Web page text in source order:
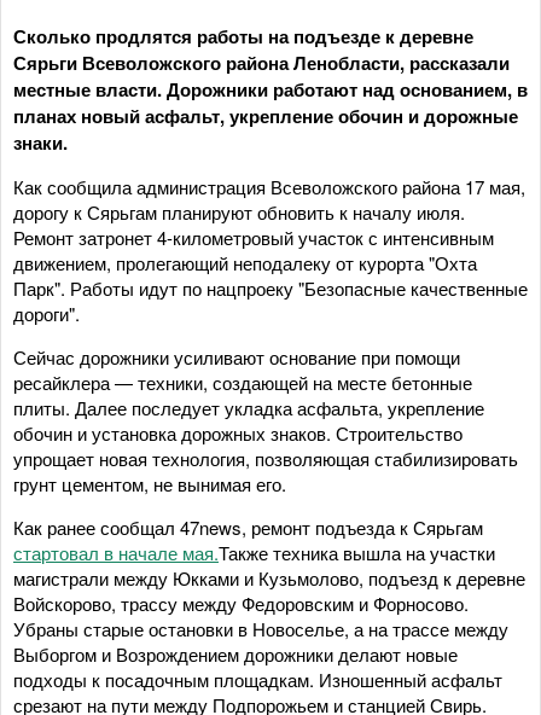
Сколько продлятся работы на подъезде к деревне
Сярьги Всеволожского района Ленобласти, рассказали
местные власти. Дорожники работают над основанием, в
планах новый асфальт, укрепление обочин и дорожные
знаки.
Как сообщила администрация Всеволожского района 17 мая,
дорогу к Сярьгам планируют обновить к началу июля.
Ремонт затронет 4-километровый участок с интенсивным
движением, пролегающий неподалеку от курорта "Охта
Парк". Работы идут по нацпроеку "Безопасные качественные
дороги".
Сейчас дорожники усиливают основание при помощи
ресайклера — техники, создающей на месте бетонные
плиты. Далее последует укладка асфальта, укрепление
обочин и установка дорожных знаков. Строительство
упрощает новая технология, позволяющая стабилизировать
грунт цементом, не вынимая его.
Как ранее сообщал 47news, ремонт подъезда к Сярьгам
стартовал в начале мая.Также техника вышла на участки
магистрали между Юкками и Кузьмолово, подъезд к деревне
Войскорово, трассу между Федоровским и Форносово.
Убраны старые остановки в Новоселье, а на трассе между
Выборгом и Возрождением дорожники делают новые
подходы к посадочным площадкам. Изношенный асфальт
срезают на пути между Подпорожьем и станцией Свирь.